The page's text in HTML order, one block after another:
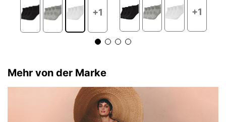
+1 +1
Mehr von der Marke